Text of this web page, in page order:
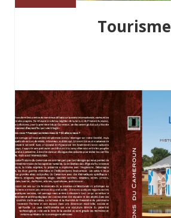
Tourisme